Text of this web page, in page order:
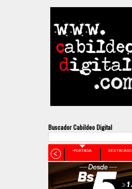
Buscador Cabildeo Digital
•PORTADA DESTACADO